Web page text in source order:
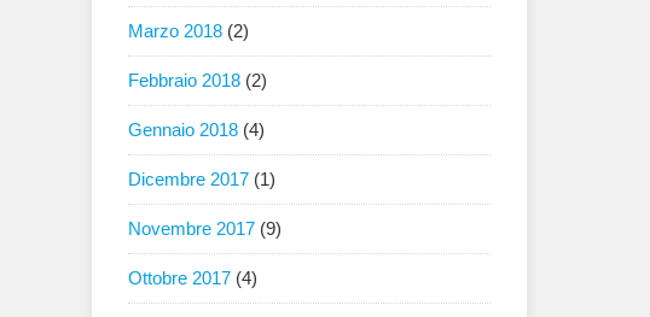
Marzo 2018 (2)
Febbraio 2018 (2)
Gennaio 2018 (4)
Dicembre 2017 (1)
Novembre 2017 (9)
Ottobre 2017 (4)